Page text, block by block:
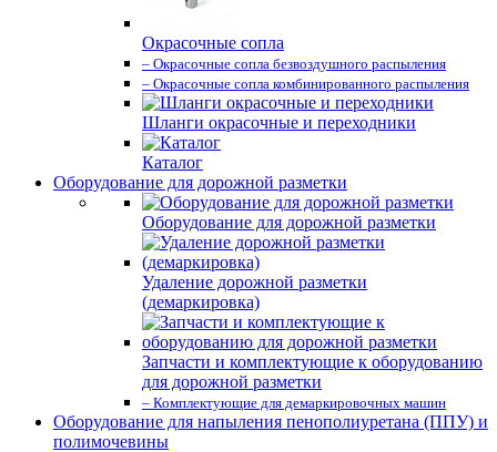
Окрасочные сопла
– Окрасочные сопла безвоздушного распыления
– Окрасочные сопла комбинированного распыления
Шланги окрасочные и переходники
Каталог
Оборудование для дорожной разметки
Оборудование для дорожной разметки
Удаление дорожной разметки
(демаркировка)
Запчасти и комплектующие к оборудованию
для дорожной разметки
– Комплектующие для демаркировочных машин
Оборудование для напыления пенополиуретана (ППУ) и
полимочевины